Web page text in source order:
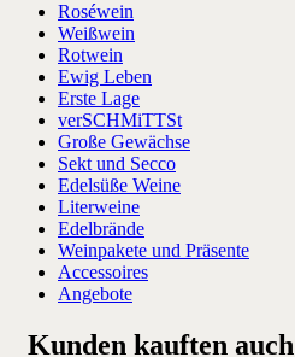
Roséwein
Weißwein
Rotwein
Ewig Leben
Erste Lage
verSCHMiTTSt
Große Gewächse
Sekt und Secco
Edelsüße Weine
Literweine
Edelbrände
Weinpakete und Präsente
Accessoires
Angebote
Kunden kauften auch